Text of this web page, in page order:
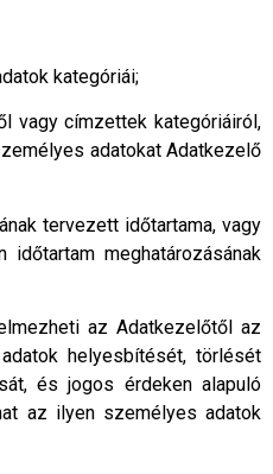
kategóriái;
vagy címzettek kategóriáiról,
adatokat Adatkezelő
tervezett időtartama, vagy
meghatározásának
az Adatkezelőtől az
helyesbítését, törlését
és jogos érdeken alapuló
az ilyen személyes adatok